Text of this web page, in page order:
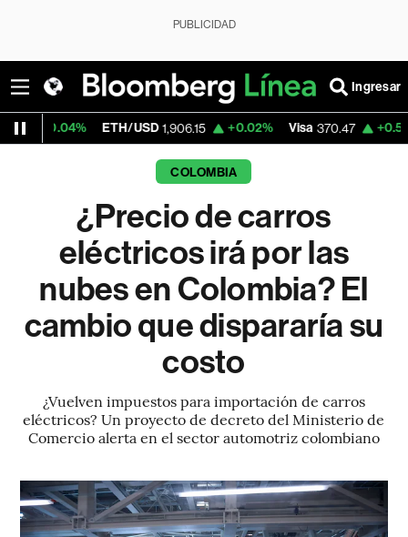
PUBLICIDAD
Ingresar
ETH/USD 1,906.15 +0.02% Visa 370.47 +0.52%
COLOMBIA
¿Precio de carros
eléctricos irá por las
nubes en Colombia? El
cambio que dispararía su
costo
¿Vuelven impuestos para importación de carros
eléctricos? Un proyecto de decreto del Ministerio de
Comercio alerta en el sector automotriz colombiano